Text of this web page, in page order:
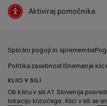
Aktiviraj pomočnika
Splošni pogoji in spremembe
Politika zasebnostiSnemanje
KLICI V SILI
Ob klicu v sili A1 Slovenija
lokacijo klicočega. Klici v sili se